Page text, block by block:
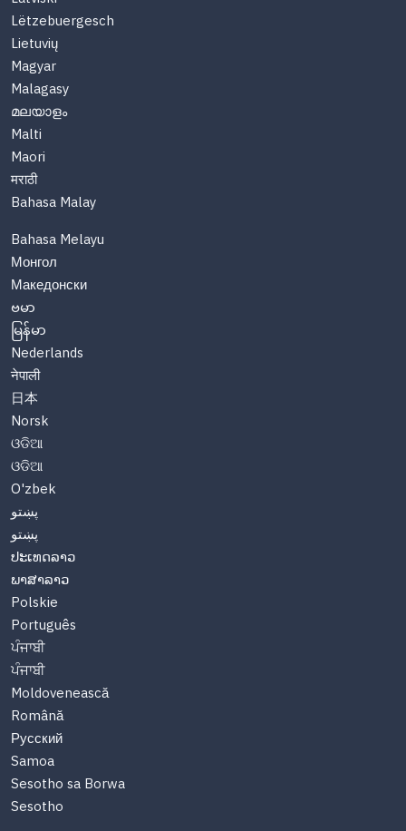
Lëtzebuergesch
Lietuvių
Magyar
Malagasy
മലയാളം
Malti
Maori
मराठी
Bahasa Malay
Bahasa Melayu
Монгол
Македонски
ဗမာ
မြန်မာ
Nederlands
नेपाली
日本
Norsk
ଓଡିଆ
ଓଡିଆ
O'zbek
پښتو
پښتو
ປະເທດລາວ
ພາສາລາວ
Polskie
Português
ਪੰਜਾਬੀ
ਪੰਜਾਬੀ
Moldovenească
Română
Русский
Samoa
Sesotho sa Borwa
Sesotho